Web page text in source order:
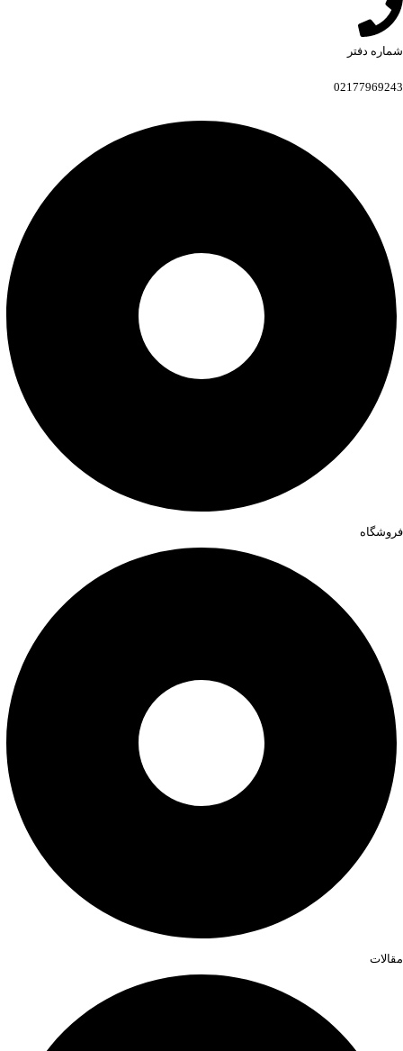
شماره دفتر
02177969243
فروشگاه
مقالات